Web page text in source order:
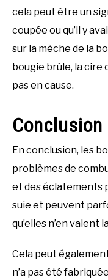
cela peut être un
coupée ou qu’il y
sur la mèche de la
bougie brûle, la cire
pas en cause.
Conclusion
En conclusion, les
problèmes de
et des éclatements
suie et peuvent
qu’elles n’en valent
Cela peut
n’a pas été